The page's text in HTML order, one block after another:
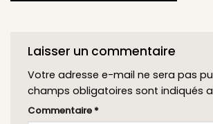
Laisser un commentaire
Votre adresse e-mail ne sera pas
champs obligatoires sont indiqués
Commentaire *